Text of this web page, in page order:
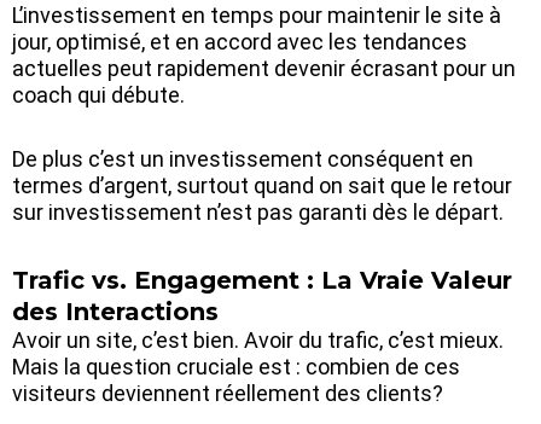
L’investissement en temps pour maintenir le site à
jour, optimisé, et en accord avec les tendances
actuelles peut rapidement devenir écrasant pour un
coach qui débute.
De plus c’est un investissement conséquent en
termes d’argent, surtout quand on sait que le retour
sur investissement n’est pas garanti dès le départ.
Trafic vs. Engagement : La Vraie Valeur
des Interactions
Avoir un site, c’est bien. Avoir du trafic, c’est mieux.
Mais la question cruciale est : combien de ces
visiteurs deviennent réellement des clients?